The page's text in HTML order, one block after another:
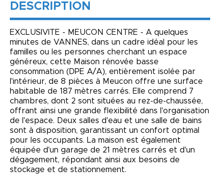
DESCRIPTION
EXCLUSIVITE - MEUCON CENTRE - A quelques
minutes de VANNES, dans un cadre idéal pour les
familles ou les personnes cherchant un espace
généreux, cette Maison rénovée basse
consommation (DPE A/A), entièrement isolée par
l'intérieur, de 8 pièces à Meucon offre une surface
habitable de 187 mètres carrés. Elle comprend 7
chambres, dont 2 sont situées au rez-de-chaussée,
offrant ainsi une grande flexibilité dans l'organisation
de l'espace. Deux salles d'eau et une salle de bains
sont à disposition, garantissant un confort optimal
pour les occupants. La maison est également
équipée d'un garage de 21 mètres carrés et d'un
dégagement, répondant ainsi aux besoins de
stockage et de stationnement.